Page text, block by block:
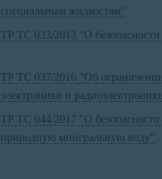
специальным жидкостям"
ТР ТС 033/2013 "О
ТР ТС 037/2016 "Об
электроники и
ТР ТС 044/2017 "О
природную минеральную воду"